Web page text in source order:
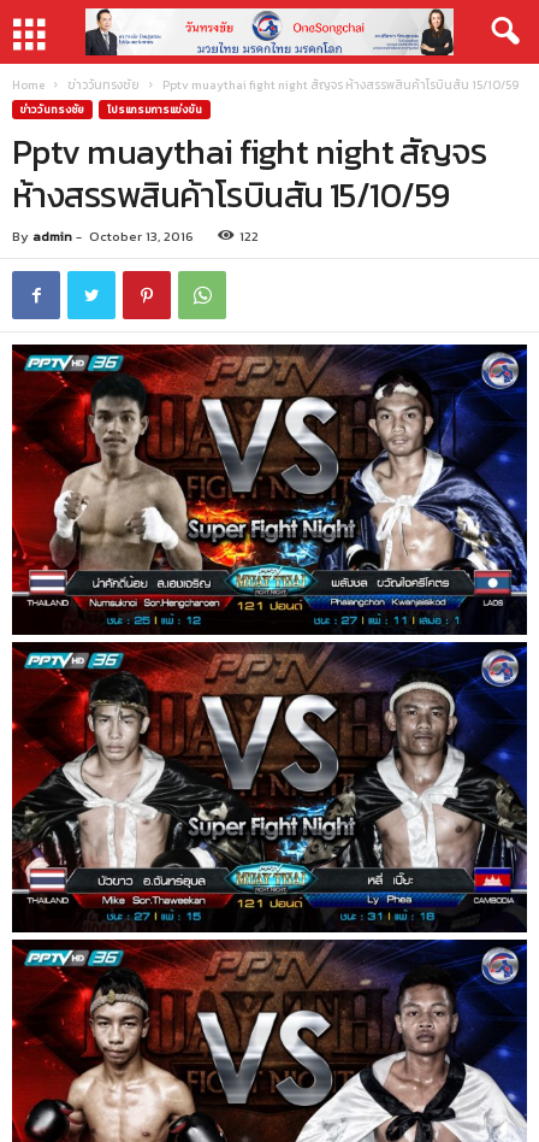
Home ข่าววันทรงชัย Pptv muaythai fight night สัญจร ห้างสรรพสินค้าโรบินสัน 15/10/59
ข่าววันทรงชัย โปรแกรมการแข่งขัน
Pptv muaythai fight night สัญจร
ห้างสรรพสินค้าโรบินสัน 15/10/59
By admin- October 13, 2016 122